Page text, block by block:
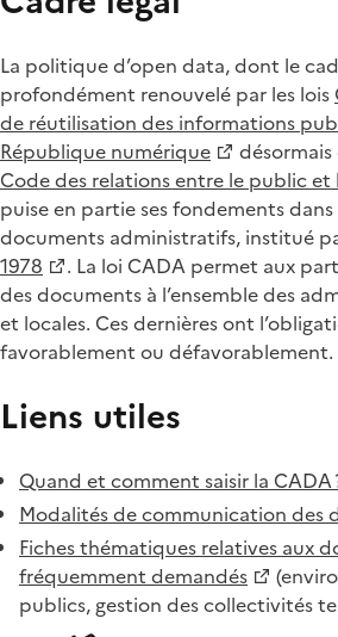
La politique d’open data, dont le
profondément renouvelé par les lois
de réutilisation des informations
République numérique
Code des relations entre le public et
puise en partie ses fondements
documents administratifs, institué
1978
. La loi CADA permet aux
des documents à l’ensemble des
et locales. Ces dernières ont
favorablement ou défavorablement.
Liens utiles
Quand et comment saisir la CADA
Modalités de communication des
Fiches thématiques relatives aux
fréquemment demandés
publics, gestion des collectivités